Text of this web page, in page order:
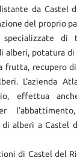
da Castel
del proprio
di
alberi, potatura di
frutta, recupero
L'azienda
effettua
di alberi a Castel
di Castel del